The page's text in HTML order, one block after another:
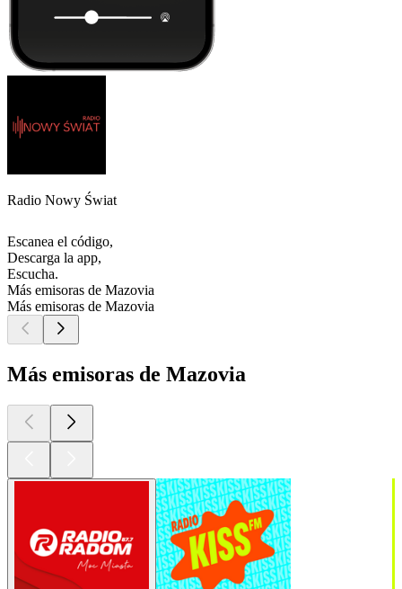
Radio Nowy Świat
Escanea el código,
Descarga la app,
Escucha.
Más emisoras de Mazovia
Más emisoras de Mazovia
Más emisoras de Mazovia